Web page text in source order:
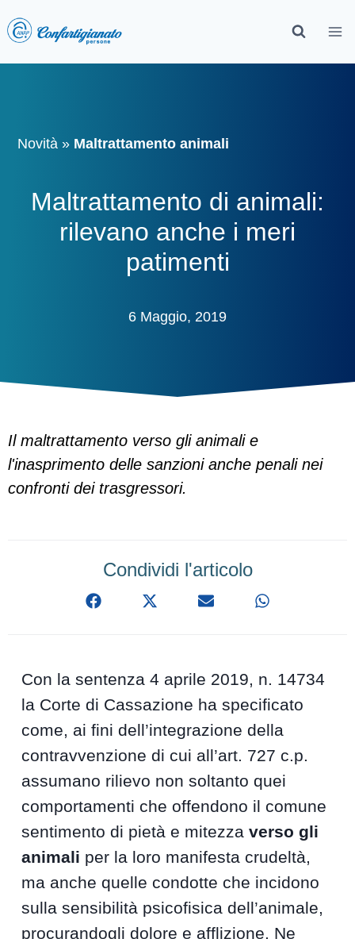
Novità » Maltrattamento animali
Maltrattamento di animali:
rilevano anche i meri
patimenti
6 Maggio, 2019
Il maltrattamento verso gli animali e
l'inasprimento delle sanzioni anche penali nei
confronti dei trasgressori.
Condividi l'articolo
Con la sentenza 4 aprile 2019, n. 14734
la Corte di Cassazione ha specificato
come, ai fini dell’integrazione della
contravvenzione di cui all’art. 727 c.p.
assumano rilievo non soltanto quei
comportamenti che offendono il comune
sentimento di pietà e mitezzaverso gli
animali per la loro manifesta crudeltà,
ma anche quelle condotte che incidono
sulla sensibilità psicofisica dell’animale,
procurandogli dolore e afflizione. Ne